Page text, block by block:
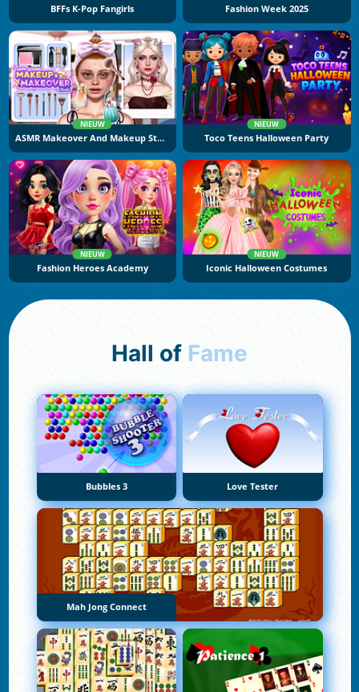
BFFs K-Pop Fangirls Fashion Week 2025
NIEUW
ASMR Makeover And Makeup Studio
NIEUW
Toco Teens Halloween Party
NIEUW
Fashion Heroes Academy
NIEUW
Iconic Halloween Costumes
Hall of Fame
Bubbles 3 Love Tester
Mah Jong Connect